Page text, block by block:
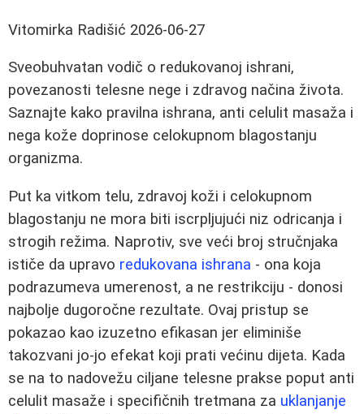
Vitomirka Radišić 2026-06-27
Sveobuhvatan vodič o redukovanoj ishrani,
povezanosti telesne nege i zdravog načina života.
Saznajte kako pravilna ishrana, anti celulit masaža i
nega kože doprinose celokupnom blagostanju
organizma.
Put ka vitkom telu, zdravoj koži i celokupnom
blagostanju ne mora biti iscrpljujući niz odricanja i
strogih režima. Naprotiv, sve veći broj stručnjaka
ističe da upravo redukovana ishrana - ona koja
podrazumeva umerenost, a ne restrikciju - donosi
najbolje dugoročne rezultate. Ovaj pristup se
pokazao kao izuzetno efikasan jer eliminiše
takozvani jo-jo efekat koji prati većinu dijeta. Kada
se na to nadovežu ciljane telesne prakse poput anti
celulit masaže i specifičnih tretmana za uklanjanje